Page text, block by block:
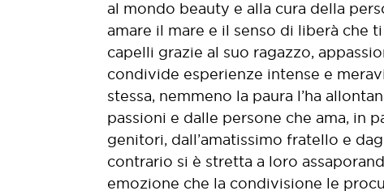
al mondo beauty e alla cura della
amare il mare e il senso di liberà che
capelli grazie al suo ragazzo,
condivide esperienze intense e
stessa, nemmeno la paura l’ha
passioni e dalle persone che ama, in
genitori, dall’amatissimo fratello e
contrario si è stretta a loro
emozione che la condivisione le